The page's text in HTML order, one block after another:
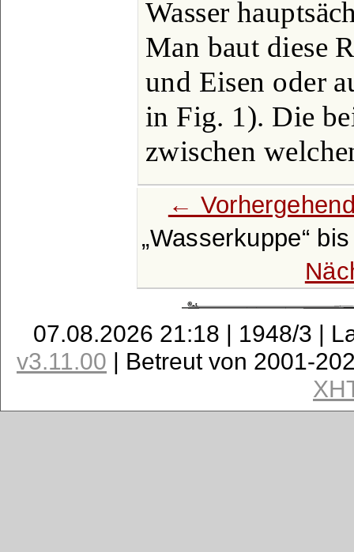
Wasser
Man baut diese
und Eisen oder
in Fig. 1). Die
zwischen
←
Wasserkuppe
07.08.2026 21:18 | 1948/3 |
v3.11.00 | Betreut von 2001-